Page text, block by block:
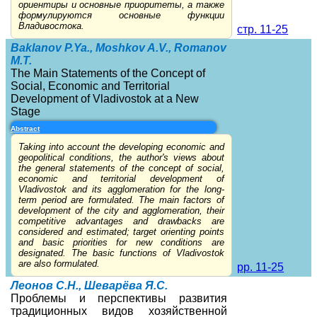
ориентиры и основные приоритеты, а также
формулируются основные функции
Владивостока.
стр. 11-25
Baklanov P.Ya., Moshkov A.V., Romanov
M.T.
The Main Statements of the Concept of
Social, Economic and Territorial
Development of Vladivostok at a New
Stage
Abstract
Taking into account the developing economic and
geopolitical conditions, the author's views about
the general statements of the concept of social,
economic and territorial development of
Vladivostok and its agglomeration for the long-
term period are formulated. The main factors of
development of the city and agglomeration, their
competitive advantages and drawbacks are
considered and estimated; target orienting points
and basic priorities for new conditions are
designated. The basic functions of Vladivostok
are also formulated.
pp. 11-25
Леонов С.Н., Шеварёва Я.С.
Проблемы и перспективы развития
традиционных видов хозяйственной